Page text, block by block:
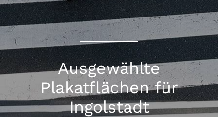
Ausgewählte
Plakatflächen für
Ingolstadt